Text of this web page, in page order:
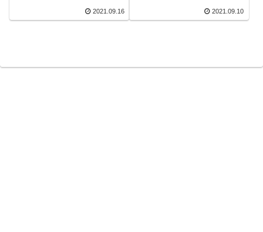
2021.09.16 2021.09.10